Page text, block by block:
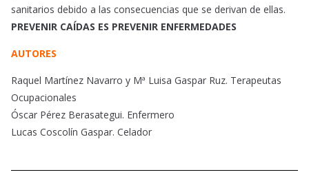
sanitarios debido a las consecuencias que se derivan de ellas.
PREVENIR CAÍDAS ES PREVENIR ENFERMEDADES
AUTORES
Raquel Martínez Navarro y Mª Luisa Gaspar Ruz. Terapeutas
Ocupacionales
Óscar Pérez Berasategui. Enfermero
Lucas Coscolín Gaspar. Celador